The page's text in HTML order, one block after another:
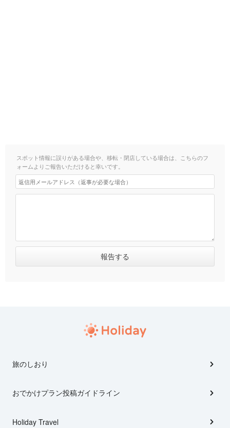
スポット情報に誤りがある場合や、移転・閉店している場合は、こちらのフ
ォームよりご報告いただけると幸いです。
旅のしおり
おでかけプラン投稿ガイドライン
Holiday Travel